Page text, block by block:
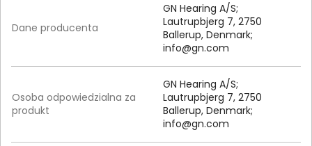
Dane producenta
GN Hearing A/S;
Lautrupbjerg 7, 2750
Ballerup, Denmark;
info@gn.com
Osoba odpowiedzialna za
produkt
GN Hearing A/S;
Lautrupbjerg 7, 2750
Ballerup, Denmark;
info@gn.com